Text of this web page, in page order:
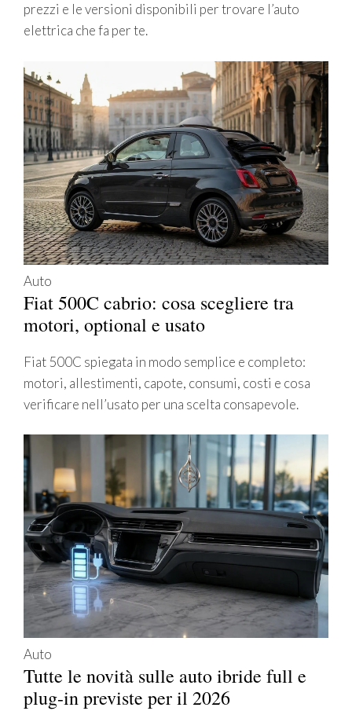
prezzi e le versioni disponibili per trovare l’auto
elettrica che fa per te.
Auto
Fiat 500C cabrio: cosa scegliere tra
motori, optional e usato
Fiat 500C spiegata in modo semplice e completo:
motori, allestimenti, capote, consumi, costi e cosa
verificare nell’usato per una scelta consapevole.
Auto
Tutte le novità sulle auto ibride full e
plug-in previste per il 2026